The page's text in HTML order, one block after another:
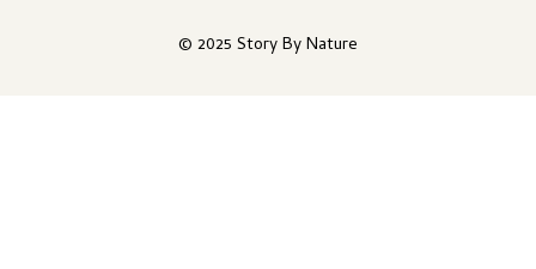
© 2025 Story By Nature